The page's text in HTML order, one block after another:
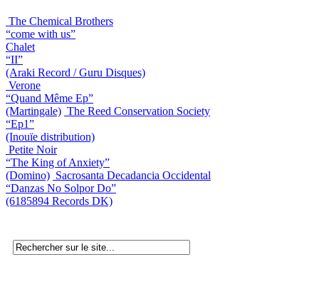
The Chemical Brothers
“come with us”
Chalet
“II”
(Araki Record / Guru Disques)
Verone
“Quand Même Ep”
(Martingale) The Reed Conservation Society
“Ep1”
(Inouïe distribution)
Petite Noir
“The King of Anxiety”
(Domino) Sacrosanta Decadancia Occidental
“Danzas No Solpor Do”
(6185894 Records DK)